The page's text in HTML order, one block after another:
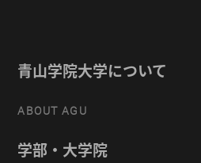
青山学院大学について
ABOUT AGU
学部・大学院